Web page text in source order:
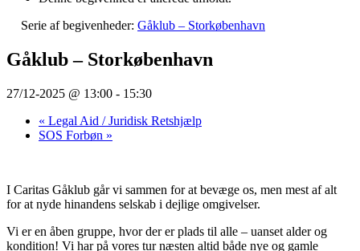
Serie af begivenheder: Gåklub – Storkøbenhavn
Gåklub – Storkøbenhavn
27/12-2025 @ 13:00 - 15:30
« Legal Aid / Juridisk Retshjælp
SOS Forbøn »
I Caritas Gåklub går vi sammen for at bevæge os, men mest af alt
for at nyde hinandens selskab i dejlige omgivelser.
Vi er en åben gruppe, hvor der er plads til alle – uanset alder og
kondition! Vi har på vores tur næsten altid både nye og gamle